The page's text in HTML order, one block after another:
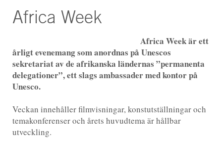
Africa Week
Africa Week är ett
årligt evenemang som anordnas på Unescos
sekretariat av de afrikanska ländernas ”permanenta
delegationer”, ett slags ambassader med kontor på
Unesco.
Veckan innehåller filmvisningar, konstutställningar och
temakonferenser och årets huvudtema är hållbar
utveckling.